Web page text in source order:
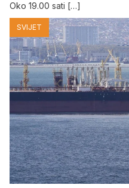
Oko 19.00 sati […]
SVIJET